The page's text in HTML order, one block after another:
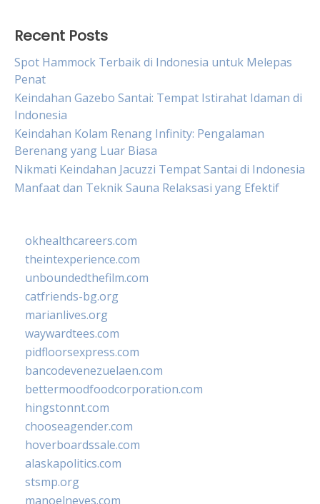
Recent Posts
Spot Hammock Terbaik di Indonesia untuk Melepas
Penat
Keindahan Gazebo Santai: Tempat Istirahat Idaman di
Indonesia
Keindahan Kolam Renang Infinity: Pengalaman
Berenang yang Luar Biasa
Nikmati Keindahan Jacuzzi Tempat Santai di Indonesia
Manfaat dan Teknik Sauna Relaksasi yang Efektif
okhealthcareers.com
theintexperience.com
unboundedthefilm.com
catfriends-bg.org
marianlives.org
waywardtees.com
pidfloorsexpress.com
bancodevenezuelaen.com
bettermoodfoodcorporation.com
hingstonnt.com
chooseagender.com
hoverboardssale.com
alaskapolitics.com
stsmp.org
manoelneves.com